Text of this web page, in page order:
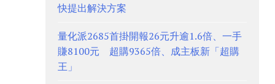
快提出解決方案
量化派2685首掛開報26元升逾1.6倍、一手
賺8100元 超購9365倍、成主板新「超購
王」